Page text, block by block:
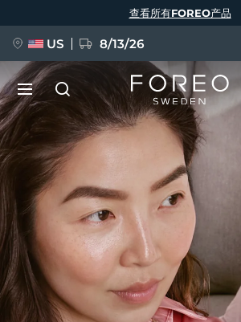
查看所有FOREO产品
US 8/13/26
新品
FAQ™ Pure Beauty-Tech Elixir
BREAKING NEWS
语言
English Deutsch
Français
Italiano
Polski
Svenska
Türkçe
简体中文